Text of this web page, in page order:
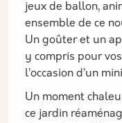
jeux de ballon,
ensemble de ce
Un goûter et un
y compris pour
l’occasion d’un
Un moment
ce jardin